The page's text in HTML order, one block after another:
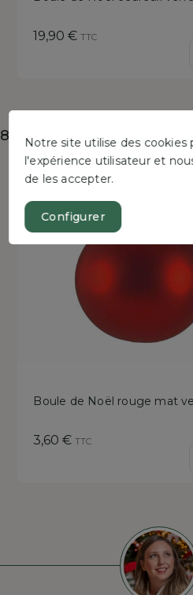
Prix
19,90 € TTC
8 autres produits dans la
Bientôt disponible !
Boule de Noël rouge mat
Prix
3,60 € TTC
Notre site utilise des cookies
l'expérience utilisateur et
de les accepter.
Configurer